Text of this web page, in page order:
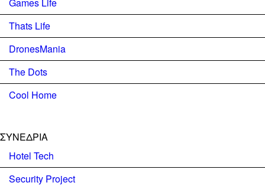
Thats Life
DronesMania
The Dots
Cool Home
ΣΥΝΕΔΡΙΑ
Hotel Tech
Security Project